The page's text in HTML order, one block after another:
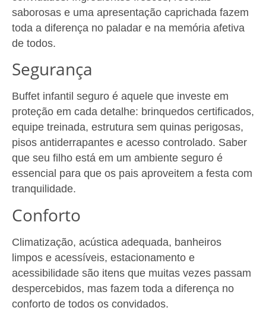
saborosas e uma apresentação caprichada fazem
toda a diferença no paladar e na memória afetiva
de todos.
Segurança
Buffet infantil seguro é aquele que investe em
proteção em cada detalhe: brinquedos certificados,
equipe treinada, estrutura sem quinas perigosas,
pisos antiderrapantes e acesso controlado. Saber
que seu filho está em um ambiente seguro é
essencial para que os pais aproveitem a festa com
tranquilidade.
Conforto
Climatização, acústica adequada, banheiros
limpos e acessíveis, estacionamento e
acessibilidade são itens que muitas vezes passam
despercebidos, mas fazem toda a diferença no
conforto de todos os convidados.